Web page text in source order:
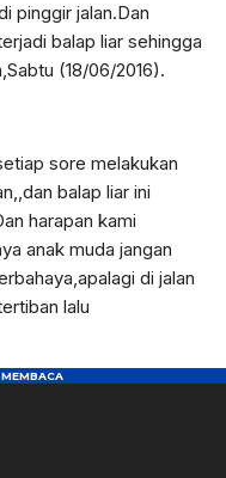
pinggir jalan.Dan
balap liar sehingga
(18/06/2016).
sore melakukan
balap liar ini
harapan kami
anak muda jangan
di jalan
lalu